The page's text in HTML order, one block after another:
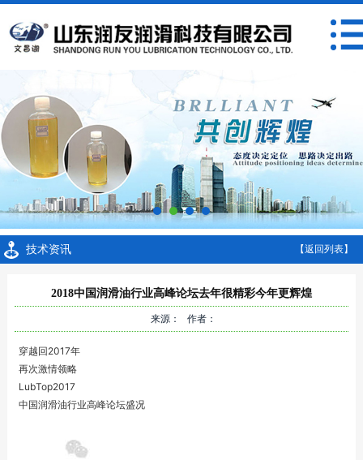
技术资讯 【返回列表】
2018中国润滑油行业高峰论坛去年很精彩今年更辉煌
来源： 作者：
穿越回2017年
再次激情领略
LubTop2017
中国润滑油行业高峰论坛盛况